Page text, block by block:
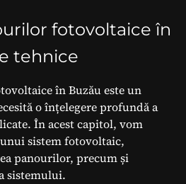
fotovoltaice în
tehnice
în Buzău este un
o înțelegere profundă a
În acest capitol, vom
sistem fotovoltaic,
panourilor, precum și
sistemului.